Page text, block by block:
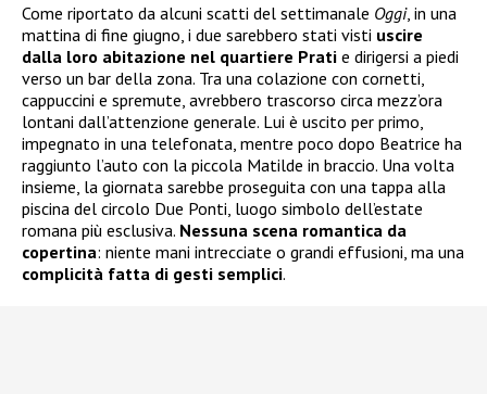
Come riportato da alcuni scatti del settimanale Oggi, in una
mattina di fine giugno, i due sarebbero stati visti uscire
dalla loro abitazione nel quartiere Prati e dirigersi a piedi
verso un bar della zona. Tra una colazione con cornetti,
cappuccini e spremute, avrebbero trascorso circa mezz’ora
lontani dall’attenzione generale. Lui è uscito per primo,
impegnato in una telefonata, mentre poco dopo Beatrice ha
raggiunto l’auto con la piccola Matilde in braccio. Una volta
insieme, la giornata sarebbe proseguita con una tappa alla
piscina del circolo Due Ponti, luogo simbolo dell’estate
romana più esclusiva. Nessuna scena romantica da
copertina: niente mani intrecciate o grandi effusioni, ma una
complicità fatta di gesti semplici.